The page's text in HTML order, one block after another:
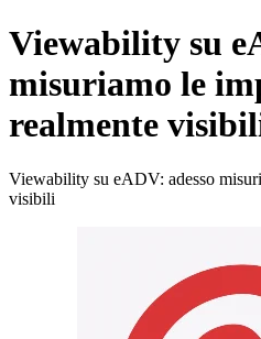
Viewability su
misuriamo le
realmente
Viewability su eADV: adesso
visibili